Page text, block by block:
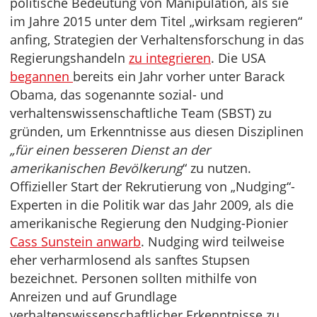
im Jahre 2015 unter dem Titel „wirksam regieren“
anfing, Strategien der Verhaltensforschung in das
Regierungshandeln zu integrieren. Die USA
begannen bereits ein Jahr vorher unter Barack
Obama, das sogenannte sozial- und
verhaltenswissenschaftliche Team (SBST) zu
gründen, um Erkenntnisse aus diesen Disziplinen
„für einen besseren Dienst an der
amerikanischen Bevölkerung“ zu nutzen.
Offizieller Start der Rekrutierung von „Nudging“-
Experten in die Politik war das Jahr 2009, als die
amerikanische Regierung den Nudging-Pionier
Cass Sunstein anwarb. Nudging wird teilweise
eher verharmlosend als sanftes Stupsen
bezeichnet. Personen sollten mithilfe von
Anreizen und auf Grundlage